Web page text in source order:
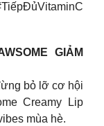
GIẢM
bỏ lỡ cơ hội
Creamy Lip
mùa hè.